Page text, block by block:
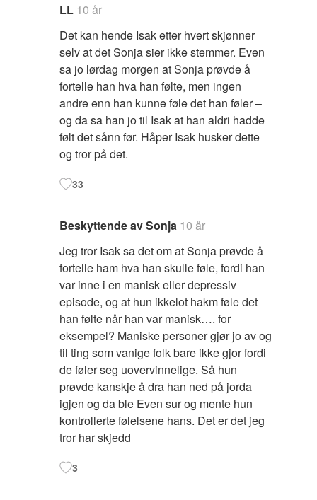
LL 10 år
Det kan hende Isak etter hvert skjønner
selv at det Sonja sier ikke stemmer. Even
sa jo lørdag morgen at Sonja prøvde å
fortelle han hva han følte, men ingen
andre enn han kunne føle det han føler –
og da sa han jo til Isak at han aldri hadde
følt det sånn før. Håper Isak husker dette
og tror på det.
33
Beskyttende av Sonja 10 år
Jeg tror Isak sa det om at Sonja prøvde å
fortelle ham hva han skulle føle, fordi han
var inne i en manisk eller depressiv
episode, og at hun ikkelot hakm føle det
han følte når han var manisk…. for
eksempel? Maniske personer gjør jo av og
til ting som vanige folk bare ikke gjor fordi
de føler seg uovervinnelige. Så hun
prøvde kanskje å dra han ned på jorda
igjen og da ble Even sur og mente hun
kontrollerte følelsene hans. Det er det jeg
tror har skjedd
3